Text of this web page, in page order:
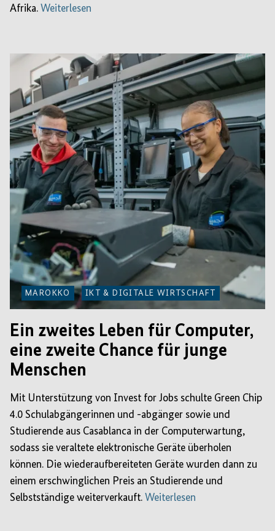
Afrika. Weiterlesen
MAROKKO IKT & DIGITALE WIRTSCHAFT
Ein zweites Leben für Computer,
eine zweite Chance für junge
Menschen
Mit Unterstützung von Invest for Jobs schulte Green Chip
4.0 Schulabgängerinnen und -abgänger sowie und
Studierende aus Casablanca in der Computerwartung,
sodass sie veraltete elektronische Geräte überholen
können. Die wiederaufbereiteten Geräte wurden dann zu
einem erschwinglichen Preis an Studierende und
Selbstständige weiterverkauft. Weiterlesen